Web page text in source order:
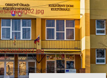
logo2.jpg
logo3.jpg